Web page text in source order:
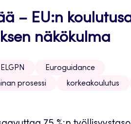
– EU:n
näkökulma
ELGPN
Euroguidance
prosessi korkeakoulutus